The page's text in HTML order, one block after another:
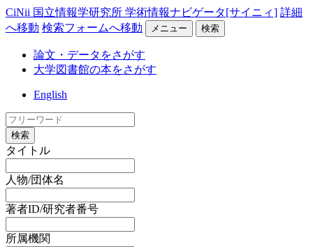
CiNii 国立情報学研究所 学術情報ナビゲータ[サイニィ] 詳細
へ移動 検索フォームへ移動 メニュー 検索
論文・データをさがす
大学図書館の本をさがす
English
検索
タイトル
人物/団体名
著者ID/研究者番号
所属機関